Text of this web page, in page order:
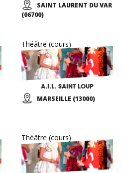
SAINT LAURENT DU VAR
(06700)
Théâtre (cours)
A.I.L. SAINT LOUP
MARSEILLE (13000)
Théâtre (cours)